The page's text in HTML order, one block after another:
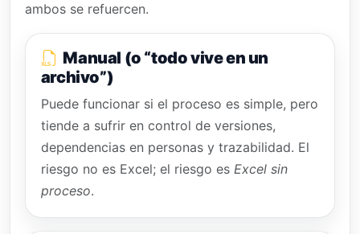
ambos se refuercen.
Manual (o “todo vive en un
archivo”)
Puede funcionar si el proceso es simple, pero
tiende a sufrir en control de versiones,
dependencias en personas y trazabilidad. El
riesgo no es Excel; el riesgo es Excel sin
proceso.